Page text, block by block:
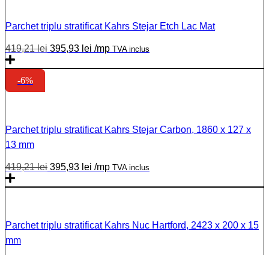
Parchet triplu stratificat Kahrs Stejar Etch Lac Mat
419,21lei 395,93 lei /mp TVA inclus
-6%
Parchet triplu stratificat Kahrs Stejar Carbon, 1860 x 127 x
13 mm
419,21lei 395,93 lei /mp TVA inclus
Parchet triplu stratificat Kahrs Nuc Hartford, 2423 x 200 x 15
mm